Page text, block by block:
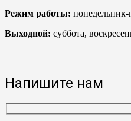
Режим работы: понедельник-
Выходной: суббота,
Напишите нам